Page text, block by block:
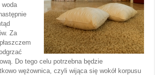
woda
Za
Do tego celu potrzebna będzie
wężownica, czyli wijąca się wokół korpusu